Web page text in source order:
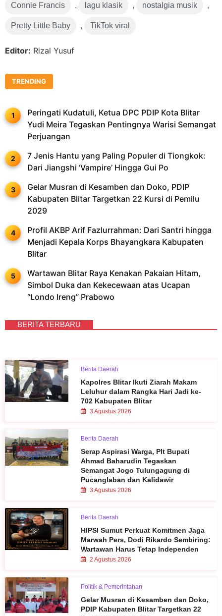
Connie Francis , lagu klasik , nostalgia musik ,
Pretty Little Baby , TikTok viral
Editor: Rizal Yusuf
TRENDING
Peringati Kudatuli, Ketua DPC PDIP Kota Blitar
Yudi Meira Tegaskan Pentingnya Warisi Semangat
Perjuangan
7 Jenis Hantu yang Paling Populer di Tiongkok:
Dari Jiangshi ‘Vampire’ Hingga Gui Po
Gelar Musran di Kesamben dan Doko, PDIP
Kabupaten Blitar Targetkan 22 Kursi di Pemilu
2029
Profil AKBP Arif Fazlurrahman: Dari Santri hingga
Menjadi Kepala Korps Bhayangkara Kabupaten
Blitar
Wartawan Blitar Raya Kenakan Pakaian Hitam,
Simbol Duka dan Kekecewaan atas Ucapan
“Londo Ireng” Prabowo
BERITA TERBARU
Berita Daerah
Kapolres Blitar Ikuti Ziarah Makam
Leluhur dalam Rangka Hari Jadi ke-
702 Kabupaten Blitar
3 Agustus 2026
Berita Daerah
Serap Aspirasi Warga, Plt Bupati
Ahmad Baharudin Tegaskan
Semangat Jogo Tulungagung di
Pucanglaban dan Kalidawir
3 Agustus 2026
Berita Daerah
HIPSI Sumut Perkuat Komitmen Jaga
Marwah Pers, Dodi Rikardo Sembiring:
Wartawan Harus Tetap Independen
2 Agustus 2026
Politik & Pemerintahan
Gelar Musran di Kesamben dan Doko,
PDIP Kabupaten Blitar Targetkan 22